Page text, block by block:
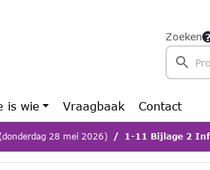
Zoeken
is wie Vraagbaak Contact
28 mei 2026) 1-11 Bijlage 2